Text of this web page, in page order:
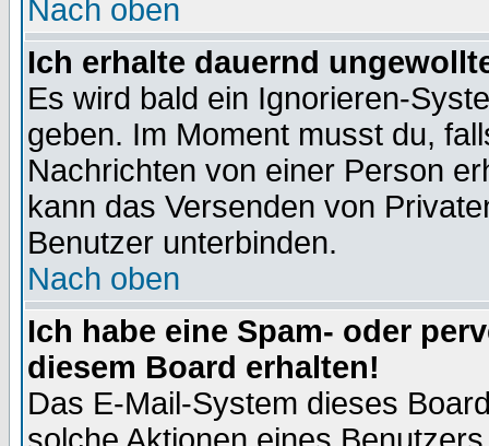
Nach oben
Ich erhalte dauernd
Es wird bald ein Ignorieren-
geben. Im Moment musst du,
Nachrichten von einer Person
kann das Versenden von
Benutzer unterbinden.
Nach oben
Ich habe eine Spam- oder
diesem Board erhalten!
Das E-Mail-System dieses